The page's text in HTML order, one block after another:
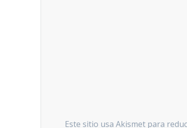
Este sitio usa Akismet para